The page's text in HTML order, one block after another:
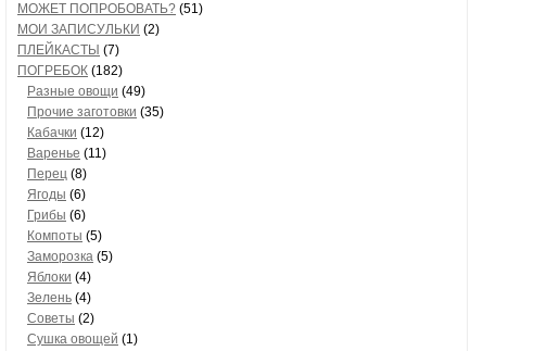
МОЖЕТ ПОПРОБОВАТЬ? (51)
МОИ ЗАПИСУЛЬКИ (2)
ПЛЕЙКАСТЫ (7)
ПОГРЕБОК (182)
Разные овощи (49)
Прочие заготовки (35)
Кабачки (12)
Варенье (11)
Перец (8)
Ягоды (6)
Грибы (6)
Компоты (5)
Заморозка (5)
Яблоки (4)
Зелень (4)
Советы (2)
Сушка овощей (1)